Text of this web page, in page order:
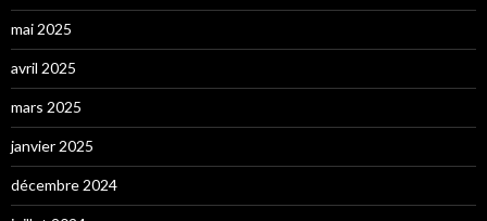
mai 2025
avril 2025
mars 2025
janvier 2025
décembre 2024